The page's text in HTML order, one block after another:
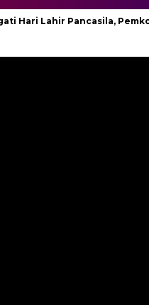
Pancasila, Pemko Binjai